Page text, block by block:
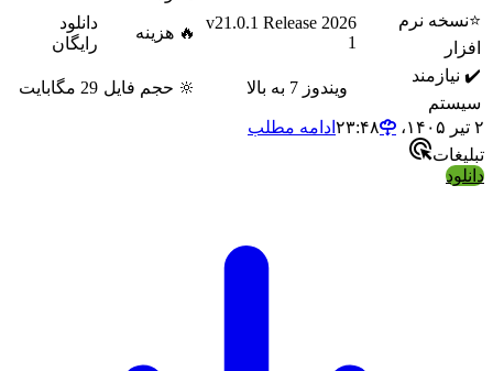
نرم
2026 v21.0.1 Release
🔥 هزینه
رایگان
ویندوز 7 به بالا 🔆 حجم فایل 29 مگابایت
ادامه مطلب